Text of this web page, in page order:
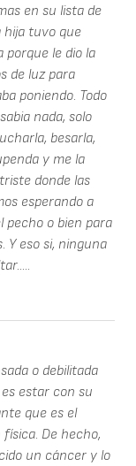
en su lista de
hija tuvo que
porque le dio la
de luz para
poniendo. Todo
nada, solo
besarla,
y me la
donde las
esperando a
pecho o bien para
Y eso si, ninguna
o debilitada
estar con su
que es el
De hecho,
un cáncer y lo